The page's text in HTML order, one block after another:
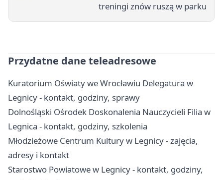
treningi znów ruszą w parku
Przydatne dane teleadresowe
Kuratorium Oświaty we Wrocławiu Delegatura w
Legnicy - kontakt, godziny, sprawy
Dolnośląski Ośrodek Doskonalenia Nauczycieli Filia w
Legnica - kontakt, godziny, szkolenia
Młodzieżowe Centrum Kultury w Legnicy - zajęcia,
adresy i kontakt
Starostwo Powiatowe w Legnicy - kontakt, godziny,